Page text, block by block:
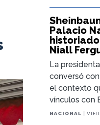
Palacio
Niall
La
conversó
el contexto
vínculos con
NACIONAL |